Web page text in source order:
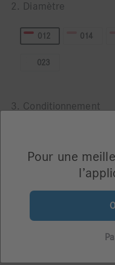
2. Diamètre
012 014
023
3. Conditionnement
Description du produit
Pour une